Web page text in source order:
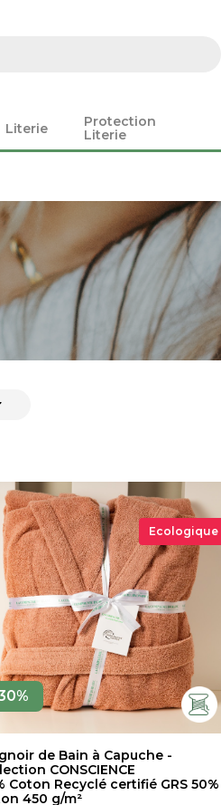
Literie
Protection
Literie
Ecologique
de Bain à Capuche -
CONSCIENCE
Coton Recyclé certifié GRS 50%
450 g/m²